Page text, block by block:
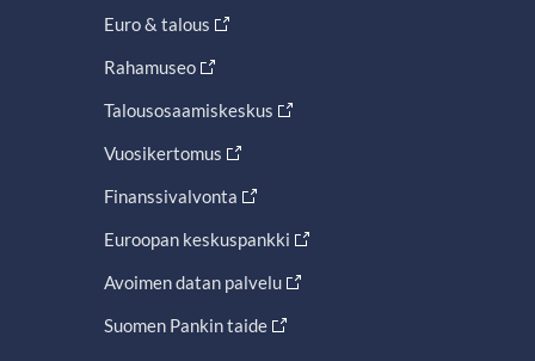
Euro & talous
Rahamuseo
Talousosaamiskeskus
Vuosikertomus
Finanssivalvonta
Euroopan keskuspankki
Avoimen datan palvelu
Suomen Pankin taide